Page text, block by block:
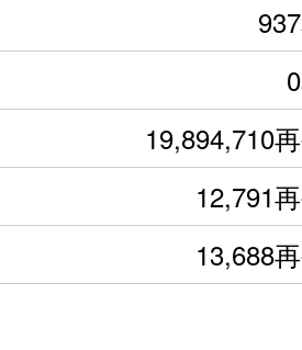
19,894,710
12,791
13,688